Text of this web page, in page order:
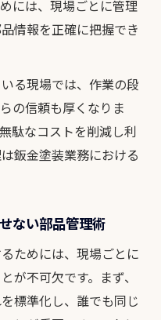
塗装部品管理の基本
部品在庫の管理ポイ
かせない部品管理
る鈑金塗装部品管
き部品管理の注意
管理を最適化する方
には、現場ごとに管理
情報を正確に把握でき
る現場では、作業の段
の信頼も厚くなりま
駄なコストを削減し利
鈑金塗装業務における
ない部品管理術
ためには、現場ごとに
が不可欠です。まず、
標準化し、誰でも同じ